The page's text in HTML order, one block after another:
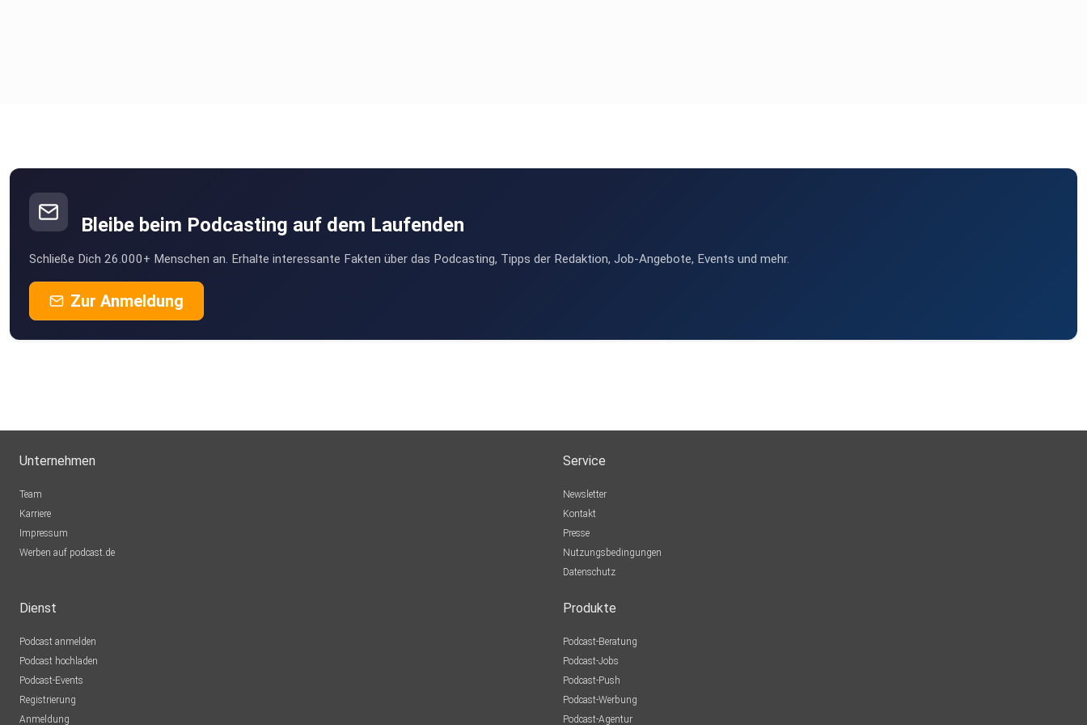
Bleibe beim Podcasting auf dem Laufenden
Schließe Dich 26.000+ Menschen an. Erhalte interessante Fakten über das Podcasting, Tipps der Redaktion, Job-Angebote, Events und mehr.
Zur Anmeldung
Unternehmen
Team
Karriere
Impressum
Werben auf podcast.de
Service
Newsletter
Kontakt
Presse
Nutzungsbedingungen
Datenschutz
Dienst
Podcast anmelden
Podcast hochladen
Podcast-Events
Registrierung
Anmeldung
Produkte
Podcast-Beratung
Podcast-Jobs
Podcast-Push
Podcast-Werbung
Podcast-Agentur